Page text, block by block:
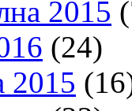
2015
(24)
2015